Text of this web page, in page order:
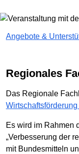
Angebote &
Regionales
Das Regionale
Es wird im Rahmen
„Verbesserung der
mit Bundesmitteln